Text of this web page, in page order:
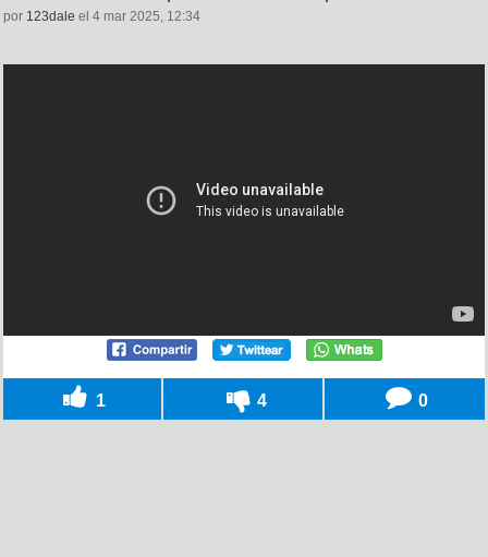
por 123dale el 4 mar 2025, 12:34
1 4 0